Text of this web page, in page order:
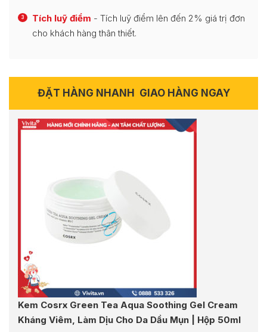
3 Tích luỹ điểm - Tích luỹ điểm lên đến 2% giá trị đơn
cho khách hàng thân thiết.
ĐẶT HÀNG NHANH GIAO HÀNG NGAY
Kem Cosrx Green Tea Aqua Soothing Gel Cream
Kháng Viêm, Làm Dịu Cho Da Dầu Mụn | Hộp 50ml